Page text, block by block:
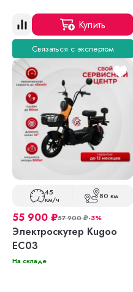
Купить
Связаться с экспертом
45
км/ч 80 км
55 900 ₽57 900₽-3%
Электроскутер Kugoo
EC03
На складе